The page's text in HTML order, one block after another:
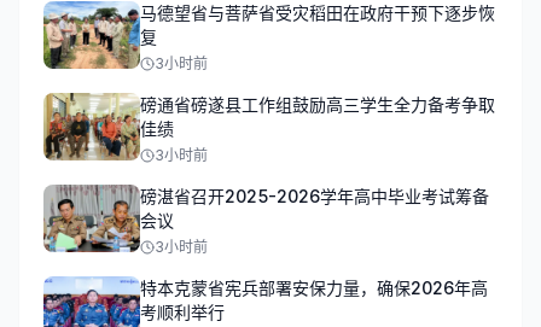
马德望省与菩萨省受灾稻田在政府干预下逐步恢
复
3小时前
磅通省磅遂县工作组鼓励高三学生全力备考争取
佳绩
3小时前
磅湛省召开2025-2026学年高中毕业考试筹备
会议
3小时前
特本克蒙省宪兵部署安保力量，确保2026年高
考顺利举行